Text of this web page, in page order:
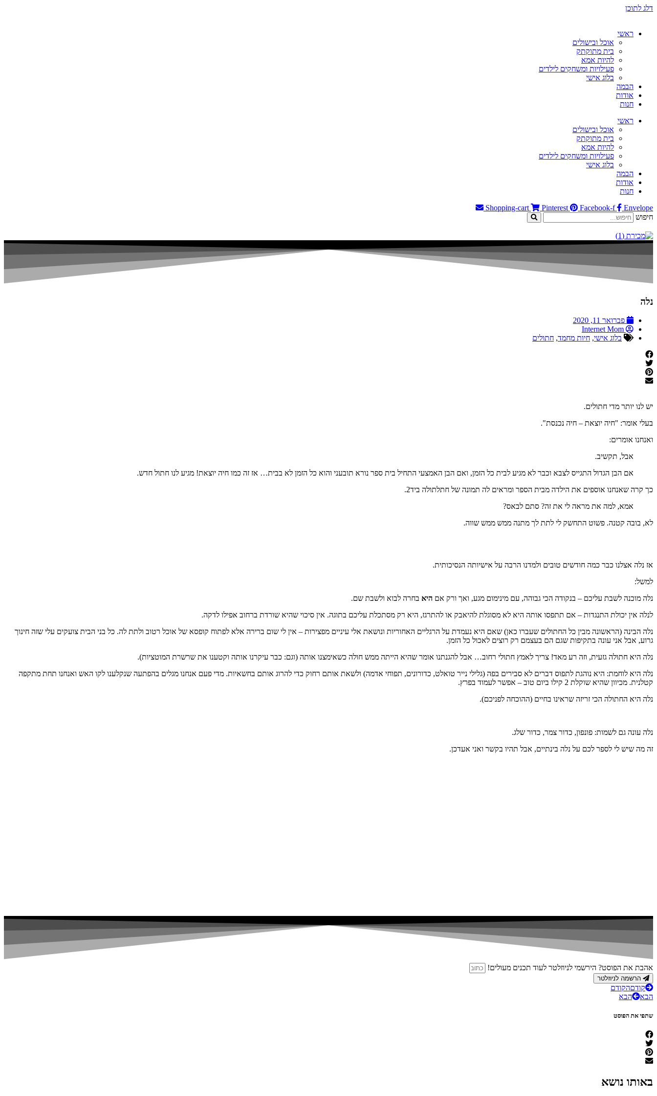
דלג לתוכן
ראשי
אוכל ובישולים
בית מתוקתק
להיות אמא
פעילויות ומשחקים לילדים
בלוג אישי
הבמה
אודות
חנות
ראשי
אוכל ובישולים
בית מתוקתק
להיות אמא
פעילויות ומשחקים לילדים
בלוג אישי
הבמה
אודות
חנות
Shopping-cart
Pinterest Facebook-f
Envelope
חיפוש
נלה
פברואר 11, 2020
Internet Mom
בלוג אישי, חיות מחמד, חתולים
יש לנו יותר מדי חתולים.
בעלי אומר: "חיה יוצאת – חיה נכנסת".
ואנחנו אומרים:
אבל, תקשיב.
אם הבן הגדול התגייס לצבא וכבר לא מגיע לבית כל הזמן, ואם הבן האמצעי התחיל בית ספר נורא תובעני והוא כל הזמן לא בבית… אז זה כמו חיה יוצאת! מגיע לנו חתול חדש.
כך קרה שאנחנו אוספים את הילדה מבית הספר ומראים לה תמונה של חתלתולה ביד2.
אמא, למה את מראה לי את זה? סתם לבאס?
לא, בובה קטנה. פשוט התחשק לי לתת לך מתנה ממש ממש שווה.
אז נלה אצלנו כבר כמה חודשים טובים ולמדנו הרבה על אישיותה הנסיכותית.
למשל:
נלה מוכנה לשבת עליכם – בנקודה הכי גבוהה, עם מינימום מגע, ואך ורק אם היא בחרה לבוא ולשבת שם.
לנלה אין יכולת התנגדות – אם תתפסו אותה היא לא מסוגלת להיאבק או להתרגז, היא רק מסתכלת עליכם בתוגה. אין סיכוי שהיא שורדת ברחוב אפילו לדקה.
נלה הבינה (הראשונה מבין כל החתולים שעברו כאן) שאם היא נעמדת על הרגליים האחוריות ונושאת אלי עיניים מפצירות – אין לי שום ברירה אלא לפתוח קופסא של אוכל רטוב ולתת לה. כל בני הבית צועקים עלי שזה חינוך
גרוע, אבל אני עונה בתקיפות שגם הם בעצמם רק רוצים לאכול כל הזמן.
נלה היא חתולה גזעית, וזה רע מאד! צריך לאמץ חתולי רחוב… אבל להגנתנו אומר שהיא הייתה ממש חולה כשאימצנו אותה (וגם: כבר עיקרנו אותה וקטענו את שרשרת המוטציות).
נלה היא לוחמת: היא נוהגת לתפוס דברים לא סבירים בפה (גלילי נייר טואלט, כדורונים, תפוחי אדמה) ולשאת אותם רחוק כדי להרוג אותם בחשאיות. מדי פעם אנחנו מגלים בהפתעה שנקלענו לקו האש ואנחנו תחת מתקפה
קטלנית. מכיוון שהיא שוקלת 2 קילו ביום טוב – אפשר לעמוד בפרץ.
נלה היא החתולה הכי זריזה שראינו בחיים (ההוכחה לפניכם).
נלה עונה גם לשמות: פונפון, כדור צמר, כדור שלג.
זה מה שיש לי לספר לכם על נלה בינתיים, אבל תהיו בקשר ואני אעדכן.
אהבת את הפוסט? הירשמי לניוזלטר לעוד תכנים מעולים!
הרשמה לניוזלטר
קודםהקודם
הבא
הבא
שתפי את הפוסט
באותו נושא